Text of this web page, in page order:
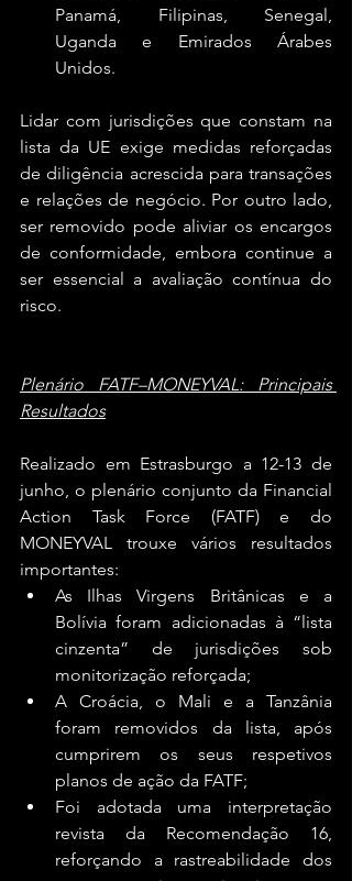
Panamá, Filipinas, Senegal,
Uganda e Emirados Árabes
Unidos.
Lidar com jurisdições que constam na
lista da UE exige medidas reforçadas
de diligência acrescida para transações
e relações de negócio. Por outro lado,
ser removido pode aliviar os encargos
de conformidade, embora continue a
ser essencial a avaliação contínua do
risco.
Plenário FATF–MONEYVAL: Principais
Resultados
Realizado em Estrasburgo a 12-13 de
junho, o plenário conjunto da Financial
Action Task Force (FATF) e do
MONEYVAL trouxe vários resultados
importantes:
As Ilhas Virgens Britânicas e a
Bolívia foram adicionadas à “lista
cinzenta” de jurisdições sob
monitorização reforçada;
A Croácia, o Mali e a Tanzânia
foram removidos da lista, após
cumprirem os seus respetivos
planos de ação da FATF;
Foi adotada uma interpretação
revista da Recomendação 16,
reforçando a rastreabilidade dos